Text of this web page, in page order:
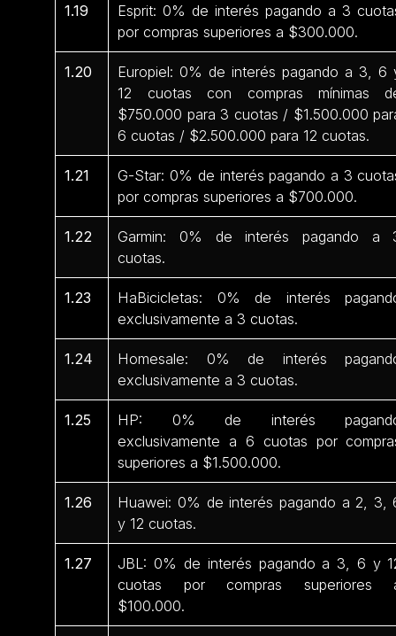
1.19
Esprit: 0% de interés pagando a 3
por compras superiores a $300.000.
1.20
Europiel: 0% de interés pagando a 3, 6
12 cuotas con compras mínimas
$750.000 para 3 cuotas / $1.500.000
6 cuotas / $2.500.000 para 12 cuotas.
1.21
G-Star: 0% de interés pagando a 3
por compras superiores a $700.000.
1.22
Garmin: 0% de interés pagando a
cuotas.
1.23
HaBicicletas: 0% de interés
exclusivamente a 3 cuotas.
1.24
Homesale: 0% de interés
exclusivamente a 3 cuotas.
1.25
HP: 0% de interés
exclusivamente a 6 cuotas por
superiores a $1.500.000.
1.26
Huawei: 0% de interés pagando a 2, 3,
y 12 cuotas.
1.27
JBL: 0% de interés pagando a 3, 6 y
cuotas por compras superiores
$100.000.